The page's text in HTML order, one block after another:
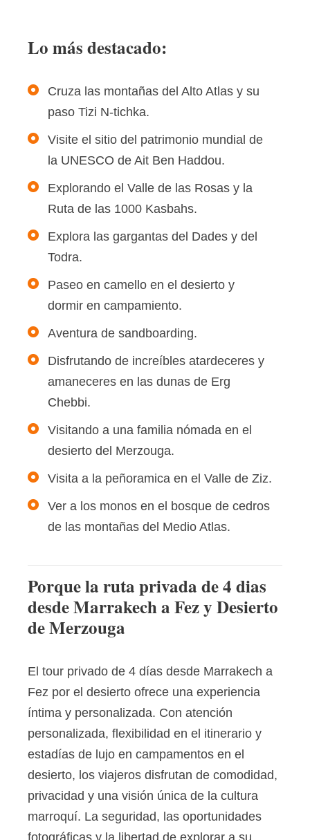
Lo más destacado:
Cruza las montañas del Alto Atlas y su
paso Tizi N-tichka.
Visite el sitio del patrimonio mundial de
la UNESCO de Ait Ben Haddou.
Explorando el Valle de las Rosas y la
Ruta de las 1000 Kasbahs.
Explora las gargantas del Dades y del
Todra.
Paseo en camello en el desierto y
dormir en campamiento.
Aventura de sandboarding.
Disfrutando de increíbles atardeceres y
amaneceres en las dunas de Erg
Chebbi.
Visitando a una familia nómada en el
desierto del Merzouga.
Visita a la peñoramica en el Valle de Ziz.
Ver a los monos en el bosque de cedros
de las montañas del Medio Atlas.
Porque la ruta privada de 4 dias
desde Marrakech a Fez y Desierto
de Merzouga
El tour privado de 4 días desde Marrakech a
Fez por el desierto ofrece una experiencia
íntima y personalizada. Con atención
personalizada, flexibilidad en el itinerario y
estadías de lujo en campamentos en el
desierto, los viajeros disfrutan de comodidad,
privacidad y una visión única de la cultura
marroquí. La seguridad, las oportunidades
fotográficas y la libertad de explorar a su